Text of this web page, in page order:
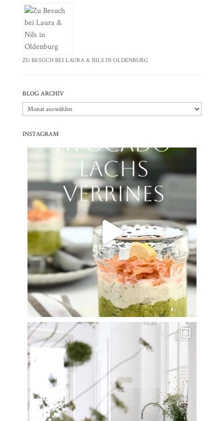
ZU BESUCH BEI LAURA & NILS IN OLDENBURG
BLOG ARCHIV
Blog
Archiv
INSTAGRAM